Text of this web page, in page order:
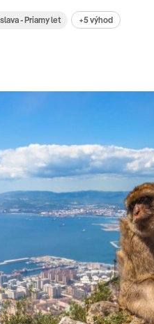
- Priamy let +5 výhod